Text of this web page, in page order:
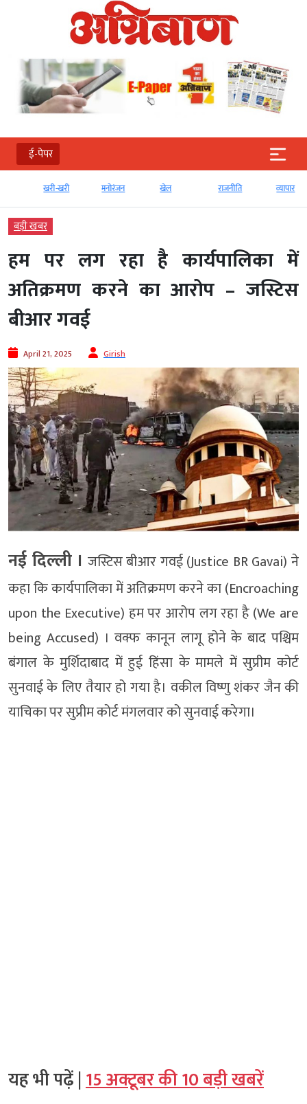
ई-पेपर
बड़ी खबर
हम पर लग रहा है कार्यपालिका में
अतिक्रमण करने का आरोप – जस्टिस
बीआर गवई
April 21, 2025 Girish
नई दिल्ली । जस्टिस बीआर गवई (Justice BR Gavai) ने
कहा कि कार्यपालिका में अतिक्रमण करने का (Encroaching
upon the Executive) हम पर आरोप लग रहा है (We are
being Accused) । वक्फ कानून लागू होने के बाद पश्चिम
बंगाल के मुर्शिदाबाद में हुई हिंसा के मामले में सुप्रीम कोर्ट
सुनवाई के लिए तैयार हो गया है। वकील विष्णु शंकर जैन की
याचिका पर सुप्रीम कोर्ट मंगलवार को सुनवाई करेगा।
यह भी पढ़ें |15 अक्टूबर की 10 बड़ी खबरें